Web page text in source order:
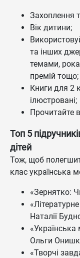
Захоплення
Вік дитини;
та інших
темами,
премій тощо;
Книги для 2
ілюстровані;
Прочитайте
Топ 5
дітей
Тож, щоб
клас українська
«Зернятко:
Наталії
Ольги
«Творчі